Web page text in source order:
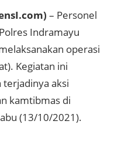
– Personel
Indramayu
operasi
Kegiatan ini
aksi
kamtibmas di
(13/10/2021).